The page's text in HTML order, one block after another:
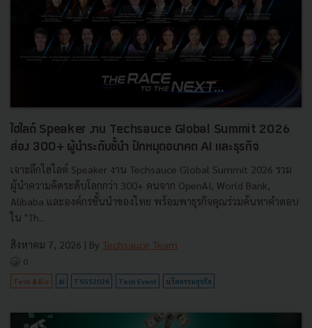
ไฮไลต์ Speaker งาน Techsauce Global Summit 2026
ส่อง 300+ ผู้นำระดับชั้นำ ปักหมุดอนาคต AI และธุรกิจ
เจาะลึกไฮไลต์ Speaker งาน Techsauce Global Summit 2026 รวม
ผู้นำความคิดระดับโลกกว่า 300+ คนจาก OpenAI, World Bank,
Alibaba และองค์กรชั้นนำของไทย พร้อมพาธุรกิจคุณร่วมค้นหาคำตอบ
ใน "Th...
สิงหาคม 7, 2026 | By Techsauce Team
0
Tech & Biz AI TSGS2026 Tech Event นวัตกรรมธุรกิจ